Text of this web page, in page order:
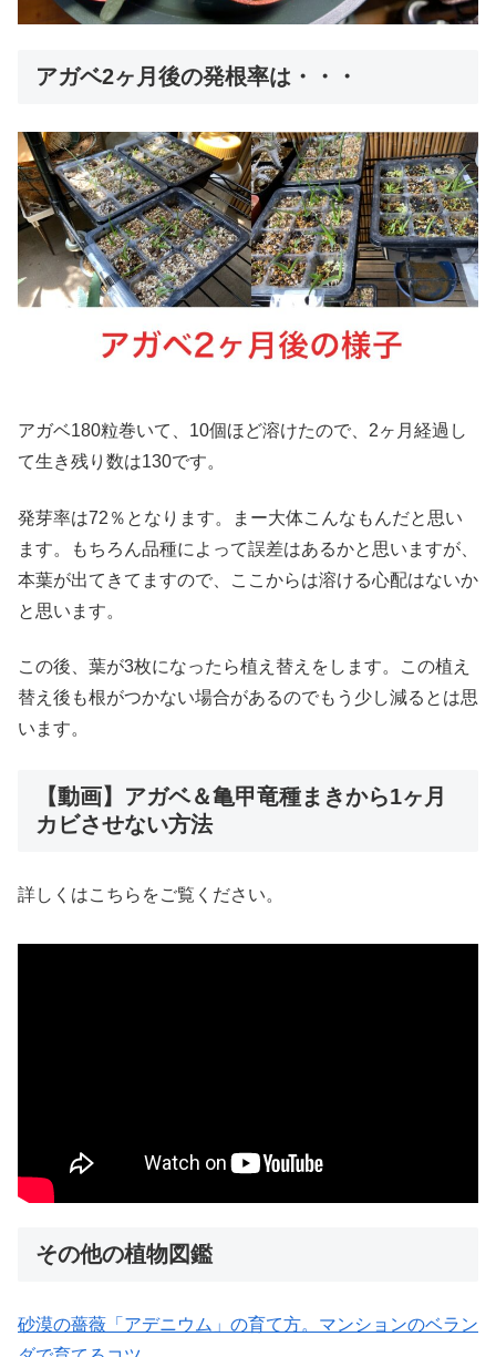
アガベ2ヶ月後の発根率は・・・
アガベ180粒巻いて、10個ほど溶けたので、2ヶ月経過し
て生き残り数は130です。
発芽率は72％となります。まー大体こんなもんだと思い
ます。もちろん品種によって誤差はあるかと思いますが、
本葉が出てきてますので、ここからは溶ける心配はないか
と思います。
この後、葉が3枚になったら植え替えをします。この植え
替え後も根がつかない場合があるのでもう少し減るとは思
います。
【動画】アガベ＆亀甲竜種まきから1ヶ月
カビさせない方法
詳しくはこちらをご覧ください。
その他の植物図鑑
砂漠の薔薇「アデニウム」の育て方。マンションのベラン